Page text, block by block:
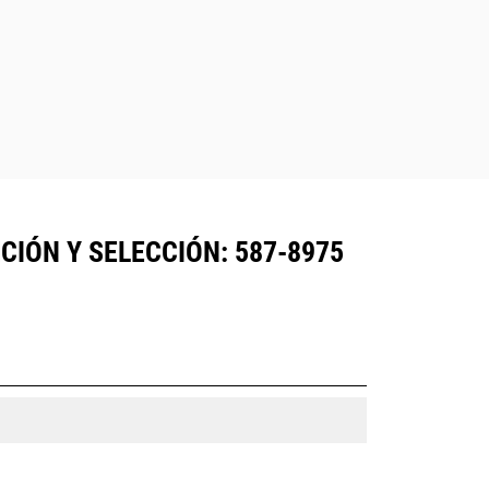
Y SELECCIÓN: 587-8975